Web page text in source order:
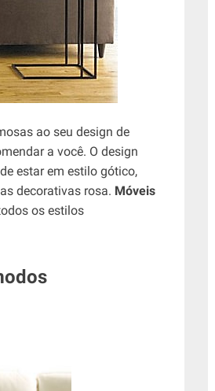
ao seu design de
a você. O design
estar em estilo gótico,
decorativas rosa. Móveis
os estilos